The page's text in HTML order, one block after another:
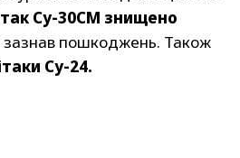
Су-30СМ знищено
пошкоджень. Також
Су-24.